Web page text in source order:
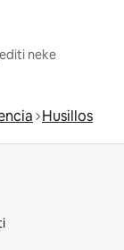
neke
Husillos